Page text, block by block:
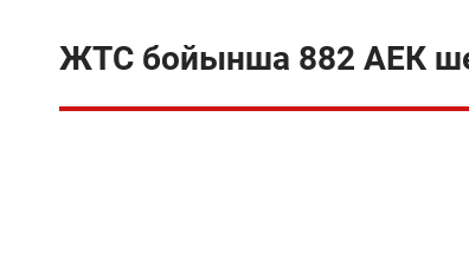
ЖТС бойынша 882 АЕК